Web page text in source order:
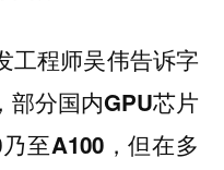
工程师吴伟告诉字
部分国内GPU芯片
至A100，但在多